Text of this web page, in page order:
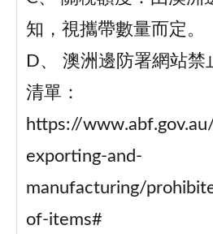
知，視攜帶數量而定。
D、 澳洲邊防署網站禁
清單：
https://
exporting-and-
manufacturing/
of-items#